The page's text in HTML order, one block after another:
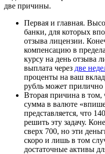
две причины.
Первая и главная.
банки, для которых
отзыва лицензии.
компенсацию в
курсу на день отзыва
выплата через две
проценты на ваш
рубль может прилично
Вторая причина в том,
сумма в валюте
представляется, что
решить эту задачу.
сверх 700, но эти
скоро и лишь в том
достаточные активы